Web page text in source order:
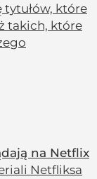
tytułów, które
takich, które
na Netflix
Netfliksa